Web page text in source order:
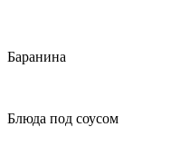
Баранина
Блюда под соусом